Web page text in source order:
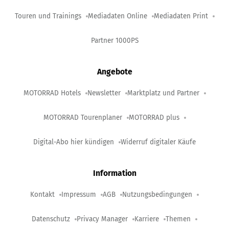
Touren und Trainings Mediadaten Online Mediadaten Print
Partner 1000PS
Angebote
MOTORRAD Hotels Newsletter Marktplatz und Partner
MOTORRAD Tourenplaner MOTORRAD plus
Digital-Abo hier kündigen Widerruf digitaler Käufe
Information
Kontakt Impressum AGB Nutzungsbedingungen
Datenschutz Privacy Manager Karriere Themen